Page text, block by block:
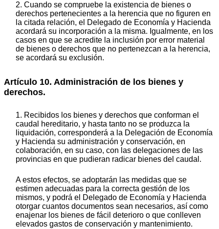
2. Cuando se compruebe la existencia de bienes o
derechos pertenecientes a la herencia que no figuren en
la citada relación, el Delegado de Economía y Hacienda
acordará su incorporación a la misma. Igualmente, en los
casos en que se acredite la inclusión por error material
de bienes o derechos que no pertenezcan a la herencia,
se acordará su exclusión.
Artículo 10. Administración de los bienes y
derechos.
1. Recibidos los bienes y derechos que conforman el
caudal hereditario, y hasta tanto no se produzca la
liquidación, corresponderá a la Delegación de Economía
y Hacienda su administración y conservación, en
colaboración, en su caso, con las delegaciones de las
provincias en que pudieran radicar bienes del caudal.
A estos efectos, se adoptarán las medidas que se
estimen adecuadas para la correcta gestión de los
mismos, y podrá el Delegado de Economía y Hacienda
otorgar cuantos documentos sean necesarios, así como
enajenar los bienes de fácil deterioro o que conlleven
elevados gastos de conservación y mantenimiento.